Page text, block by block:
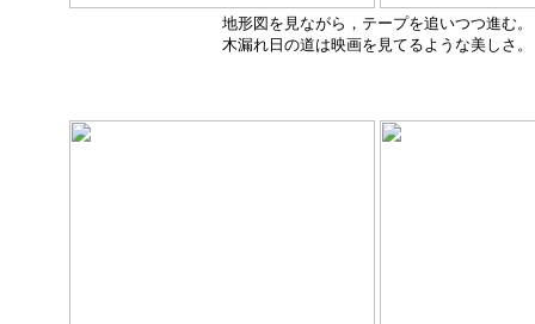
地形図を見ながら，テープを追いつつ進む。
木漏れ日の道は映画を見てるような美しさ。